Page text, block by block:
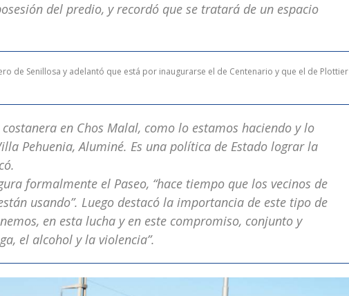
del predio, y recordó que se tratará de un espacio
de Senillosa y adelantó que está por inaugurarse el de Centenario y que el de Plottier
en Chos Malal, como lo estamos haciendo y lo
Pehuenia, Aluminé. Es una política de Estado lograr la
formalmente el Paseo, “hace tiempo que los vecinos de
usando”. Luego destacó la importancia de este tipo de
en esta lucha y en este compromiso, conjunto y
el alcohol y la violencia”.